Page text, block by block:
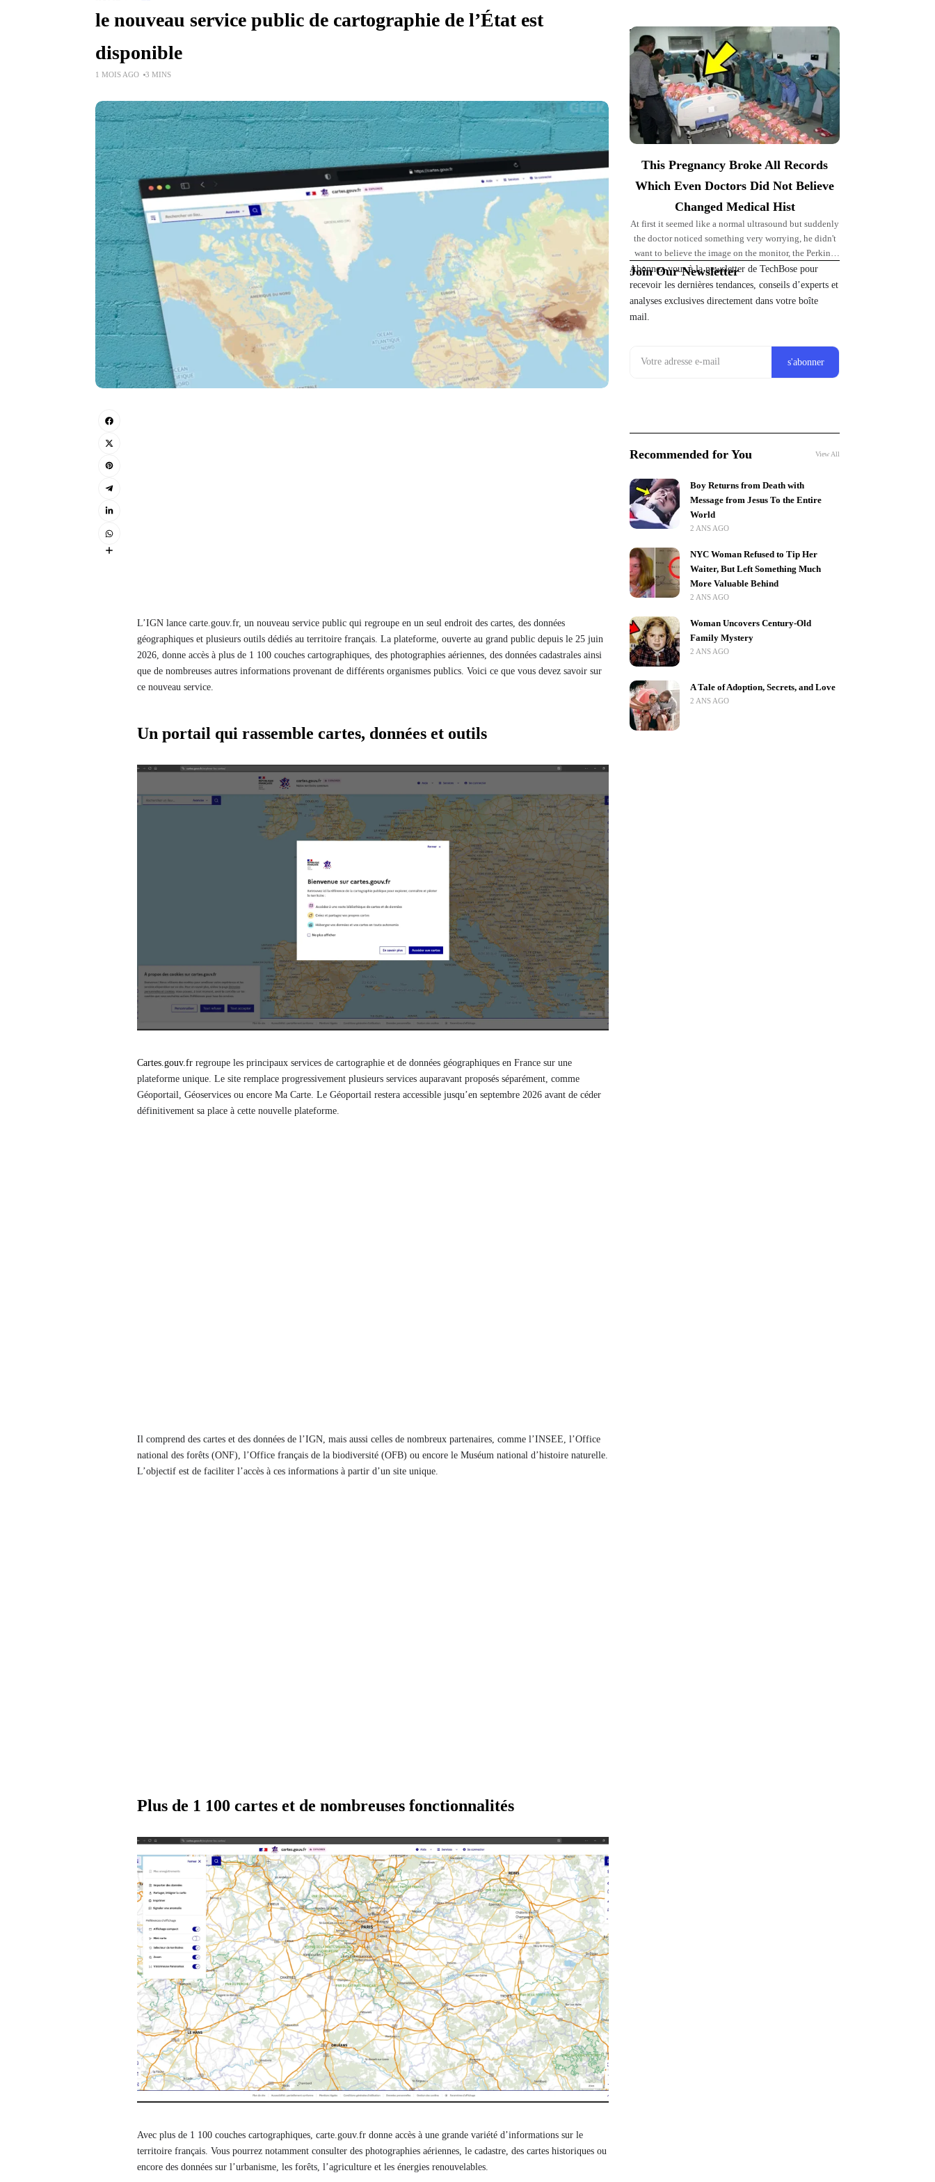
le nouveau service public de cartographie de l’État est
disponible
1 MOIS AGO 3 MINS
L’IGN lance carte.gouv.fr, un nouveau service public qui regroupe en un seul endroit des cartes, des données
géographiques et plusieurs outils dédiés au territoire français. La plateforme, ouverte au grand public depuis le 25 juin
2026, donne accès à plus de 1 100 couches cartographiques, des photographies aériennes, des données cadastrales ainsi
que de nombreuses autres informations provenant de différents organismes publics. Voici ce que vous devez savoir sur
ce nouveau service.
Un portail qui rassemble cartes, données et outils
Cartes.gouv.fr regroupe les principaux services de cartographie et de données géographiques en France sur une
plateforme unique. Le site remplace progressivement plusieurs services auparavant proposés séparément, comme
Géoportail, Géoservices ou encore Ma Carte. Le Géoportail restera accessible jusqu’en septembre 2026 avant de céder
définitivement sa place à cette nouvelle plateforme.
Il comprend des cartes et des données de l’IGN, mais aussi celles de nombreux partenaires, comme l’INSEE, l’Office
national des forêts (ONF), l’Office français de la biodiversité (OFB) ou encore le Muséum national d’histoire naturelle.
L’objectif est de faciliter l’accès à ces informations à partir d’un site unique.
Plus de 1 100 cartes et de nombreuses fonctionnalités
Avec plus de 1 100 couches cartographiques, carte.gouv.fr donne accès à une grande variété d’informations sur le
territoire français. Vous pourrez notamment consulter des photographies aériennes, le cadastre, des cartes historiques ou
encore des données sur l’urbanisme, les forêts, l’agriculture et les énergies renouvelables.
Top Picks for You
This Pregnancy Broke All Records
Which Even Doctors Did Not Believe
Changed Medical Hist
At first it seemed like a normal ultrasound but suddenly
the doctor noticed something very worrying, he didn't
want to believe the image on the monitor, the Perkins'
pregnancy took
Join Our Newsletter
Abonnez-vous à la newsletter de TechBose pour
recevoir les dernières tendances, conseils d’experts et
analyses exclusives directement dans votre boîte
mail.
Recommended for You View All
Boy Returns from Death with
Message from Jesus To the Entire
World
2 ANS AGO
NYC Woman Refused to Tip Her
Waiter, But Left Something Much
More Valuable Behind
2 ANS AGO
Woman Uncovers Century-Old
Family Mystery
2 ANS AGO
A Tale of Adoption, Secrets, and Love
2 ANS AGO